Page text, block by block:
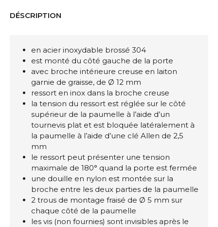
DÉSCRIPTION
en acier inoxydable brossé 304
est monté du côté gauche de la porte
avec broche intérieure creuse en laiton
garnie de graisse, de Ø 12 mm
ressort en inox dans la broche creuse
la tension du ressort est réglée sur le côté
supérieur de la paumelle à l’aide d’un
tournevis plat et est bloquée latéralement à
la paumelle à l’aide d’une clé Allen de 2,5
mm
le ressort peut présenter une tension
maximale de 180° quand la porte est fermée
une douille en nylon est montée sur la
broche entre les deux parties de la paumelle
2 trous de montage fraisé de Ø 5 mm sur
chaque côté de la paumelle
les vis (non fournies) sont invisibles après le